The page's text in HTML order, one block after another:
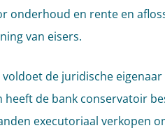
onderhoud en rente en
van eisers.
de juridische
de bank conservatoir
executoriaal verkopen